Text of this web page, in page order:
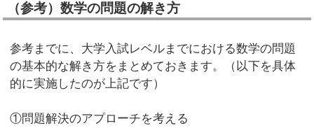
（参考）数学の問題の解き方
参考までに、大学入試レベルまでにおける数学の問題
の基本的な解き方をまとめておきます。（以下を具体
的に実施したのが上記です）
①問題解決のアプローチを考える